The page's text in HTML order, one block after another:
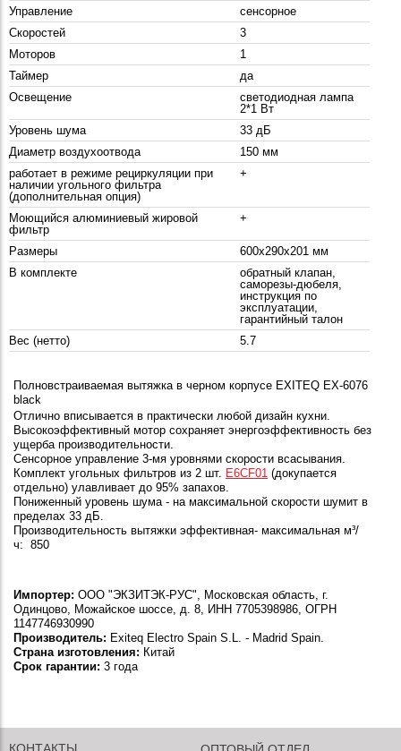
Управление
сенсорное
Скоростей
3
Моторов
1
Таймер
да
Освещение
светодиодная лампа
2*1 Вт
Уровень шума
33 дБ
Диаметр воздухоотвода
150 мм
работает в режиме рециркуляции при
наличии угольного фильтра
(дополнительная опция)
+
Моющийся алюминиевый жировой
фильтр
+
Размеры
600x290x201 мм
В комплекте
обратный клапан,
саморезы-дюбеля,
инструкция по
эксплуатации,
гарантийный талон
Вес (нетто)
5.7
Полновстраиваемая вытяжка в черном корпусе EXITEQ EX-6076
black
Отлично вписывается в практически любой дизайн кухни.
Высокоэффективный мотор сохраняет энергоэффективность без
ущерба производительности.
Сенсорное управление 3-мя уровнями скорости всасывания.
Комплект угольных фильтров из 2 шт. E6CF01 (докупается
отдельно) улавливает до 95% запахов.
Пониженный уровень шума - на максимальной скорости шумит в
пределах 33 дБ.
Производительность вытяжки эффективная- максимальная м³/
ч: 850
Импортер: ООО "ЭКЗИТЭК-РУС", Московская область, г.
Одинцово, Можайское шоссе, д. 8, ИНН 7705398986, ОГРН
1147746930990
Производитель: Exiteq Electro Spain S.L. - Madrid Spain.
Страна изготовления: Китай
Срок гарантии: 3 года